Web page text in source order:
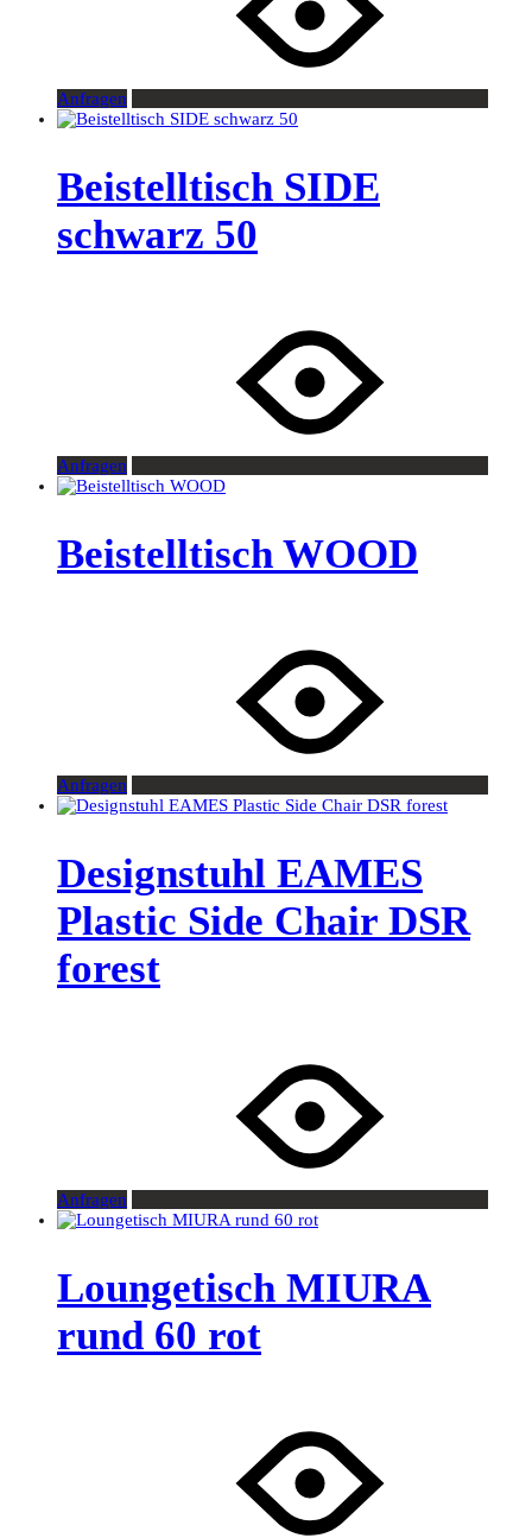
Anfragen
Beistelltisch SIDE
schwarz 50
Anfragen
Beistelltisch WOOD
Anfragen
Designstuhl EAMES
Plastic Side Chair DSR
forest
Anfragen
Loungetisch MIURA
rund 60 rot